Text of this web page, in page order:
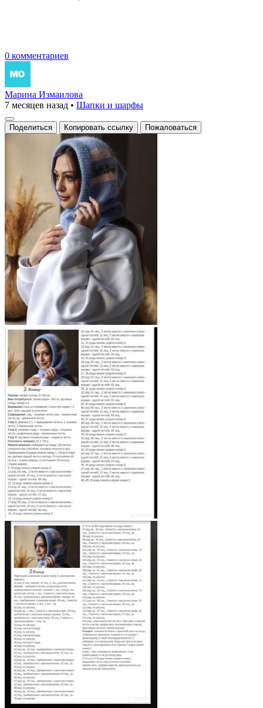
0 комментариев
Марина Измаилова
7 месяцев назад • Шапки и шарфы
Поделиться Копировать ссылку Пожаловаться